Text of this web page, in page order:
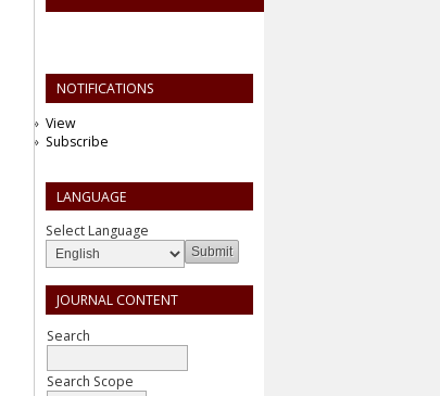
NOTIFICATIONS
View
Subscribe
LANGUAGE
Select Language
JOURNAL CONTENT
Search
Search Scope